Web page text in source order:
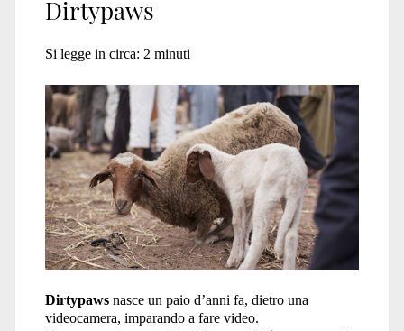
<span>mercato
animali
marocco</span>
Dirtypaws
Si legge in circa: 2 minuti
Dirtypaws nasce un paio d’anni fa, dietro una
videocamera, imparando a fare video.